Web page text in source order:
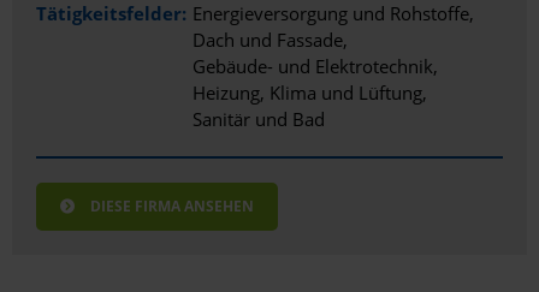
Tätigkeitsfelder: Energieversorgung und Rohstoffe
Dach und Fassade
Gebäude- und Elektrotechnik
Heizung, Klima und Lüftung
Sanitär und Bad
DIESE FIRMA ANSEHEN